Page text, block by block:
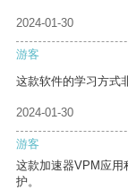
2024-01-30
游客
这款软件的学习方式
2024-01-30
游客
这款加速器VPM应用
护。